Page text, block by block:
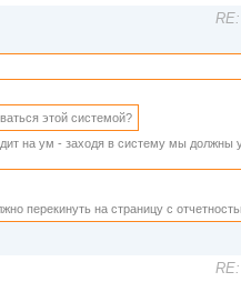
этой системой?
на ум - заходя в систему мы должны
перекинуть на страницу с